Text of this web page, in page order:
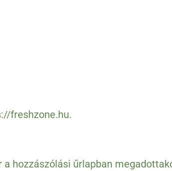
freshzone.hu.
a hozzászólási űrlapban